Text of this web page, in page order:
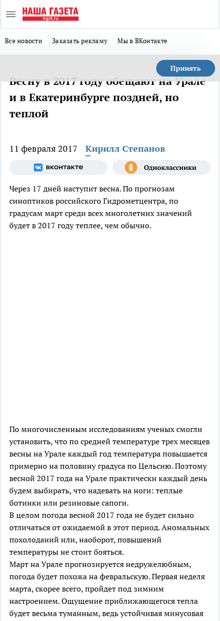
Все новости Заказать рекламу Мы в ВКонтакте
Принять
Весну в 2017 году обещают на Урале
и в Екатеринбурге поздней, но
теплой
11 февраля 2017 Кирилл Степанов
Через 17 дней наступит весна. По прогнозам
синоптиков российского Гидрометцентра, по
градусам март среди всех многолетних значений
будет в 2017 году теплее, чем обычно.
По многочисленным исследованиям ученых смогли
установить, что по средней температуре трех месяцев
весны на Урале каждый год температура повышается
примерно на половину градуса по Цельсию. Поэтому
весной 2017 года на Урале практически каждый день
будем выбирать, что надевать на ноги: теплые
ботинки или резиновые сапоги.
В целом погода весной 2017 года не будет сильно
отличаться от ожидаемой в этот период. Аномальных
похолоданий или, наоборот, повышений
температуры не стоит бояться.
Март на Урале прогнозируется недружелюбным,
погода будет похожа на февральскую. Первая неделя
марта, скорее всего, пройдет под зимним
настроением. Ощущение приближающегося тепла
будет весьма туманным, ведь устойчивая минусовая